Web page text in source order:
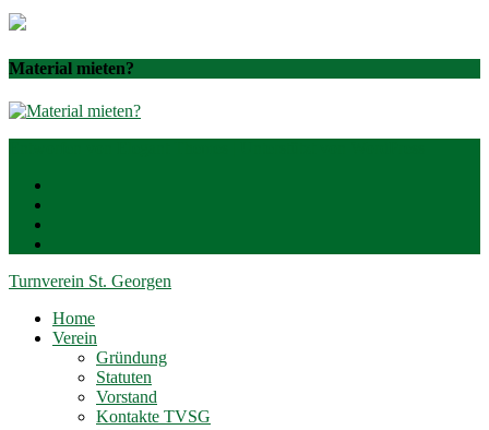
Material mieten?
Turnverein St. Georgen
Home
Verein
Gründung
Statuten
Vorstand
Kontakte TVSG